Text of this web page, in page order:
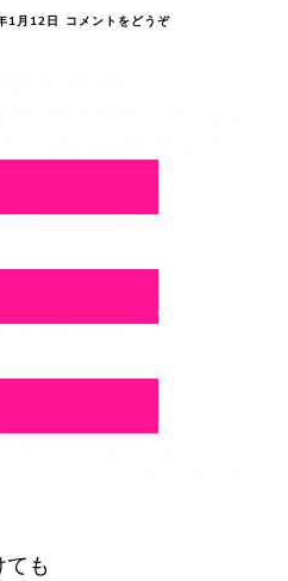
1月12日 コメントをどうぞ(も
ても